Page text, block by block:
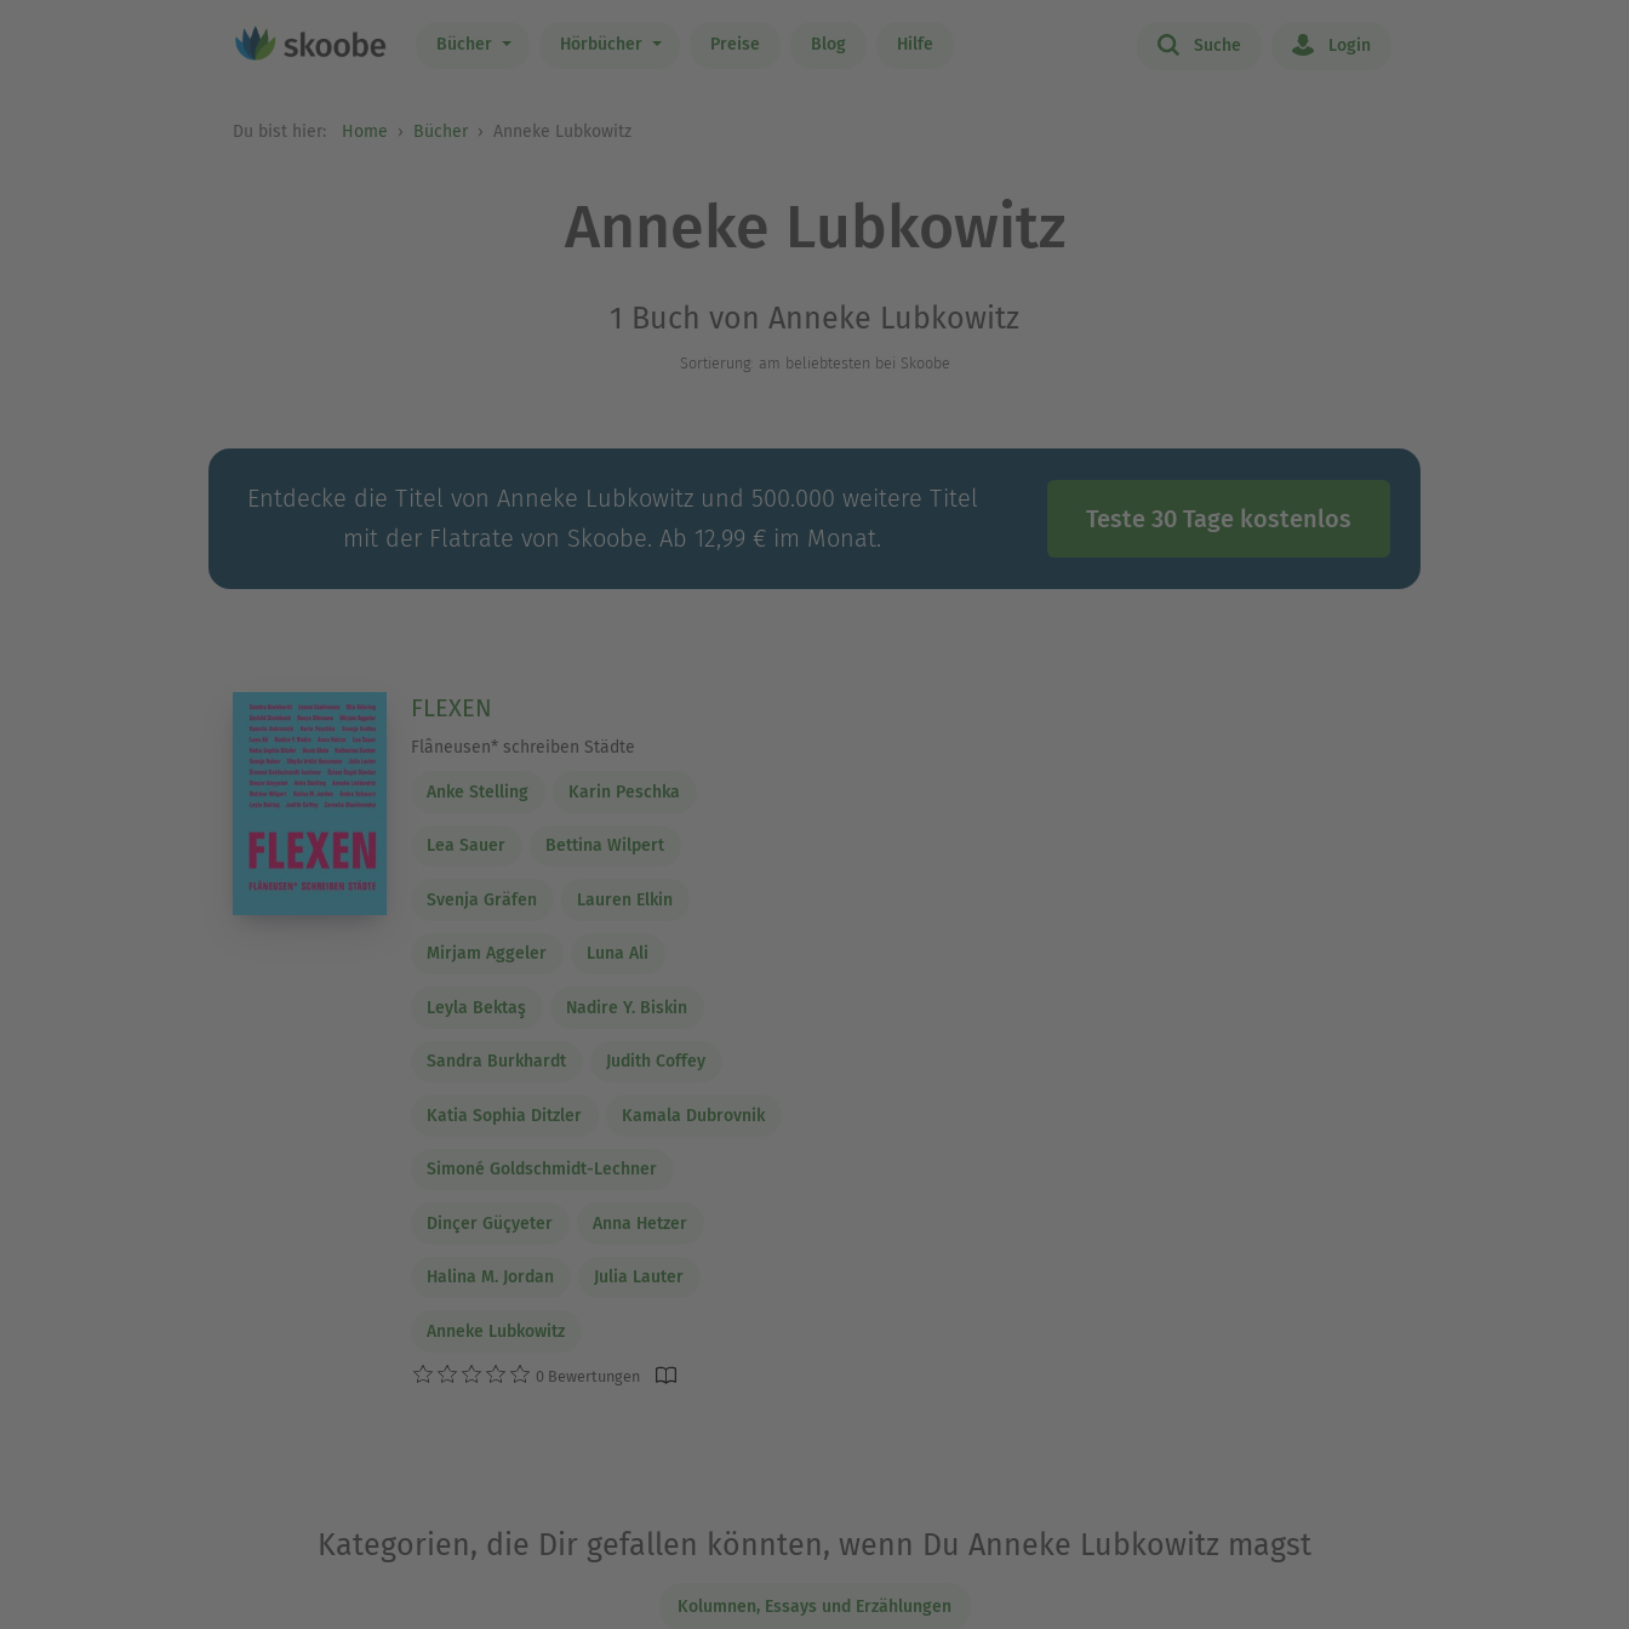
Bücher Hörbücher Preise Blog Hilfe Suche Login
Du bist hier: Home Bücher Anneke Lubkowitz
Anneke Lubkowitz
1 Buch von Anneke Lubkowitz
Sortierung: am beliebtesten bei Skoobe
Entdecke die Titel von Anneke Lubkowitz und 500.000 weitere Titel
mit der Flatrate von Skoobe. Ab 12,99 € im Monat.
Teste 30 Tage kostenlos
FLEXEN
Flâneusen* schreiben Städte
Anke Stelling Karin Peschka
Lea Sauer Bettina Wilpert
Svenja Gräfen Lauren Elkin
Mirjam Aggeler Luna Ali
Leyla Bektaş Nadire Y. Biskin
Sandra Burkhardt Judith Coffey
Katia Sophia Ditzler Kamala Dubrovnik
Simoné Goldschmidt-Lechner
Dinçer Güçyeter Anna Hetzer
Halina M. Jordan Julia Lauter
Anneke Lubkowitz
0 Bewertungen
Kategorien, die Dir gefallen könnten, wenn Du Anneke Lubkowitz magst
Kolumnen, Essays und Erzählungen